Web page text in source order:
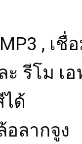
, เชื่
รีโม เ
ด้
อลากจูง